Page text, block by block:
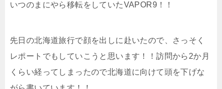
いつのまにやら移転をしていたVAPOR9！！
先日の北海道旅行で顔を出しに赴いたので、さっそく
レポートでもしていこうと思います！！訪問から2か月
くらい経ってしまったので北海道に向けて頭を下げな